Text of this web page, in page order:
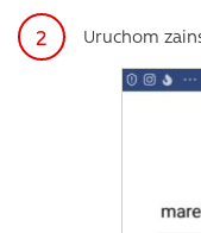
Uruchom